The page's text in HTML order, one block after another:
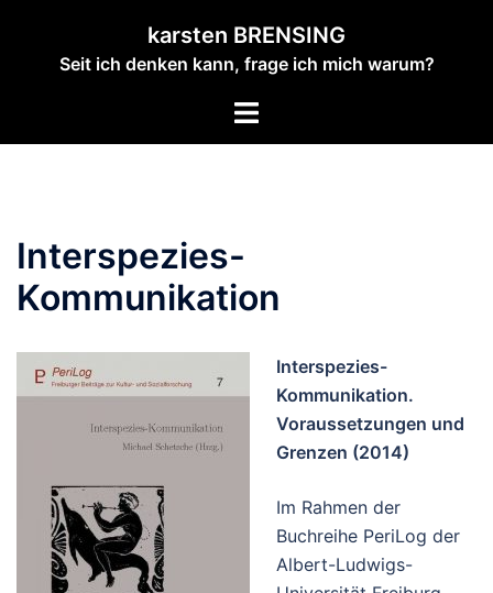
springen
karsten BRENSING
Seit ich denken kann, frage ich mich warum?
Menü
Interspezies-
Kommunikation
Interspezies-
Kommunikation.
Voraussetzungen und
Grenzen (2014)
Im Rahmen der
Buchreihe PeriLog der
Albert-Ludwigs-